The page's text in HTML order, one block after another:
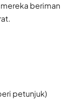
beriman
petunjuk)